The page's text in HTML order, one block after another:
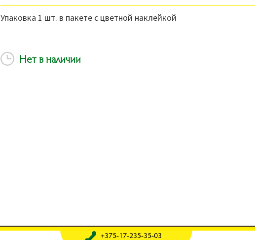
Упаковка 1 шт. в пакете с цветной наклейкой
Нет в наличии
+375-17-235-35-03